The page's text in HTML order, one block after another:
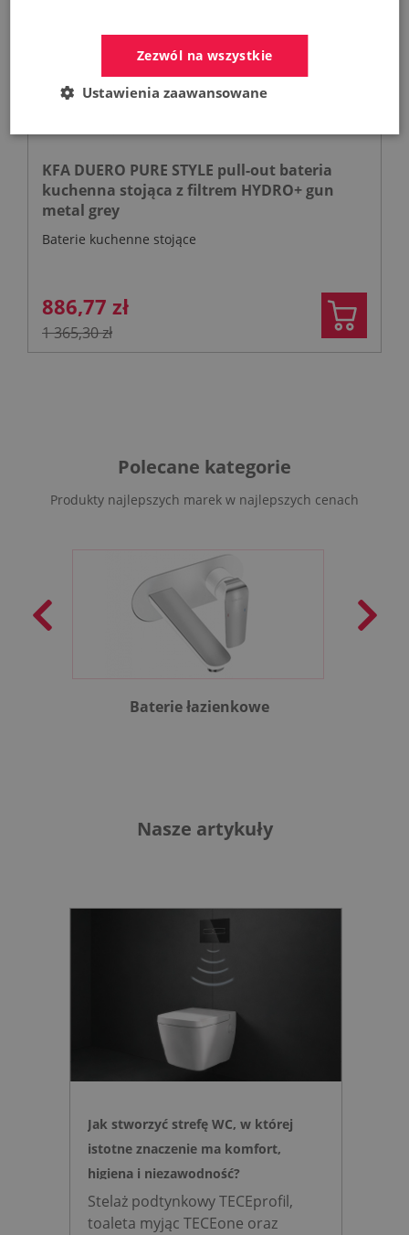
KFA DUERO PURE STYLE pull-out bateria
kuchenna stojąca z filtrem HYDRO+ gun
metal grey
Baterie kuchenne stojące
886,77 zł
1 365,30 zł
Polecane kategorie
Produkty najlepszych marek w najlepszych cenach
Baterie łazienkowe
Nasze artykuły
Jak stworzyć strefę WC, w której
istotne znaczenie ma komfort,
higiena i niezawodność?
Stelaż podtynkowy TECEprofil,
toaleta myjąc TECEone oraz
Zezwól na wszystkie
Ustawienia zaawansowane